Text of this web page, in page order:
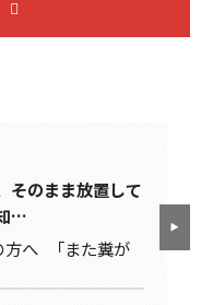
そのまま放置して
…
方へ 「また糞が